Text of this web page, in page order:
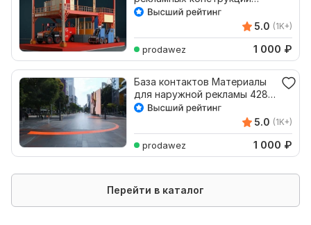
1868 компаний РФ
5.0 (1K+)
prodawez 1 000 ₽
База контактов Материалы
для наружной рекламы 428
email
5.0 (1K+)
prodawez 1 000 ₽
Перейти в каталог